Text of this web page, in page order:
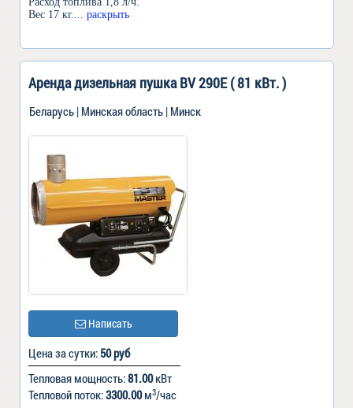
Вес 17 кг.... раскрыть
Аренда дизельная пушка BV 290E ( 81 кВт. )
Беларусь | Минская область | Минск
Написать
Цена за сутки: 50 руб
Тепловая мощность:81.00кВт
Тепловой поток:3300.00м3/час